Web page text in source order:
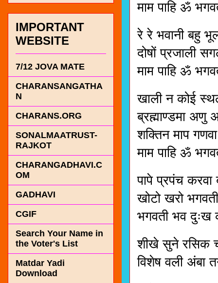
माम पाहि ॐ
रे रे भवानी बहु
दोषों प्रजाली
माम पाहि ॐ
खाली न कोई
ब्रह्माण्डमा अणु
शक्तिन माप
माम पाहि ॐ
पापे प्रपंच करवा
खोटो खरो
भगवती भव दुःख
शीखे सुने रसिक
विशेष वली अंबा
IMPORTANT
WEBSITE
7/12 JOVA MATE
CHARANSANGATHA
N
CHARANS.ORG
SONALMAATRUST-
RAJKOT
CHARANGADHAVI.C
OM
GADHAVI
CGIF
Search Your Name in
the Voter's List
Matdar Yadi
Download